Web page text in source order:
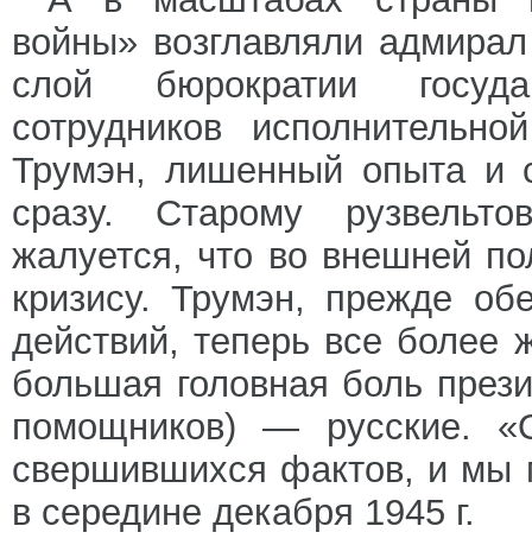
войны» возглавляли
слой бюрократии
сотрудников
Трумэн, лишенный опыта и
сразу. Старому
жалуется, что во внешней
кризису. Трумэн, прежде
действий, теперь все более
большая головная боль
помощников) — русские.
свершившихся фактов, и мы
в середине декабря 1945 г.